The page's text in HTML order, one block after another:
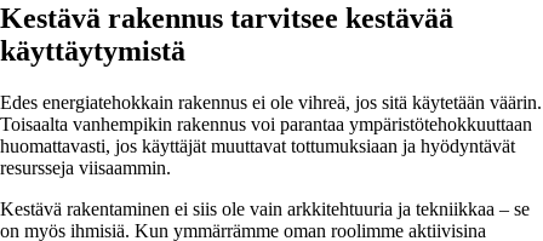
Kestävä rakennus tarvitsee kestävää
käyttäytymistä
Edes energiatehokkain rakennus ei ole vihreä, jos sitä käytetään väärin.
Toisaalta vanhempikin rakennus voi parantaa ympäristötehokkuuttaan
huomattavasti, jos käyttäjät muuttavat tottumuksiaan ja hyödyntävät
resursseja viisaammin.
Kestävä rakentaminen ei siis ole vain arkkitehtuuria ja tekniikkaa – se
on myös ihmisiä. Kun ymmärrämme oman roolimme aktiivisina